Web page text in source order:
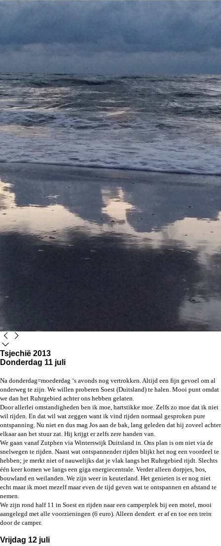
Tsjechië 2013
Donderdag 11 juli
Na donderdag=moederdag ‘s avonds nog vertrokken. Altijd een fijn gevoel om al
onderweg te zijn. We willen proberen Soest (Duitsland) te halen. Mooi punt omdat
we dan het Ruhrgebied achter ons hebben gelaten.
Door allerlei omstandigheden ben ik moe, hartstikke moe. Zelfs zo moe dat ik niet
wil rijden. En dat wil wat zeggen want ik vind rijden normaal gesproken pure
ontspanning. Nu niet en dus mag Jos aan de bak, lang geleden dat hij zoveel achter
elkaar aan het stuur zat. Hij krijgt er zelfs zere handen van.
We gaan vanaf Zutphen via Winterswijk Duitsland in. Ons plan is om niet via de
snelwegen te rijden. Naast wat ontspannender rijden blijkt het nog een voordeel te
hebben; je merkt niet of nauwelijks dat je vlak langs het Ruhrgebied rijdt. Slechts
één keer komen we langs een giga energiecentrale. Verder alleen dorpjes, bos,
bouwland en weilanden. We zijn weer in keuterland. Het genieten is er nog niet
echt maar ik moet mezelf maar even de tijd geven wat te ontspannen en afstand te
nemen.
We zijn rond half 11 in Soest en rijden naar een camperplek bij een motel, mooi
aangelegd met alle voorzieningen (6 euro). Alleen dendert er af en toe een trein
door de camper.
Vrijdag 12 juli